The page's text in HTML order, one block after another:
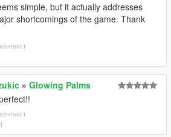
simple, but it actually addresses
shortcomings of the game. Thank
» Glowing Palms